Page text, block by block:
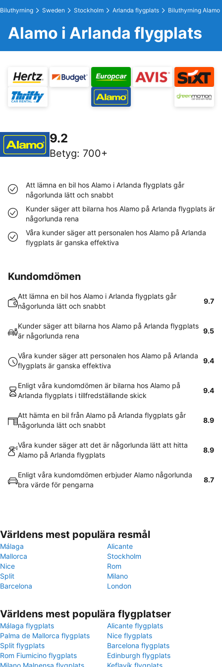
Biluthyrning Sweden Stockholm Arlanda flygplats Biluthyrning Alamo
Alamo i Arlanda flygplats
9.2
Betyg: 700+
Att lämna en bil hos Alamo i Arlanda flygplats går
någorlunda lätt och snabbt
Kunder säger att bilarna hos Alamo på Arlanda flygplats är
någorlunda rena
Våra kunder säger att personalen hos Alamo på Arlanda
flygplats är ganska effektiva
Kundomdömen
Att lämna en bil hos Alamo i Arlanda flygplats går
någorlunda lätt och snabbt
9.7
Kunder säger att bilarna hos Alamo på Arlanda flygplats
är någorlunda rena
9.5
Våra kunder säger att personalen hos Alamo på Arlanda
flygplats är ganska effektiva
9.4
Enligt våra kundomdömen är bilarna hos Alamo på
Arlanda flygplats i tillfredställande skick
9.4
Att hämta en bil från Alamo på Arlanda flygplats går
någorlunda lätt och snabbt
8.9
Våra kunder säger att det är någorlunda lätt att hitta
Alamo på Arlanda flygplats
8.9
Enligt våra kundomdömen erbjuder Alamo någorlunda
bra värde för pengarna
8.7
Världens mest populära resmål
Málaga
Alicante
Mallorca
Stockholm
Nice
Rom
Split
Milano
Barcelona
London
Världens mest populära flygplatser
Málaga flygplats
Alicante flygplats
Palma de Mallorca flygplats
Nice flygplats
Split flygplats
Barcelona flygplats
Rom Fiumicino flygplats
Edinburgh flygplats
Milano Malpensa flygplats
Keflavík flygplats